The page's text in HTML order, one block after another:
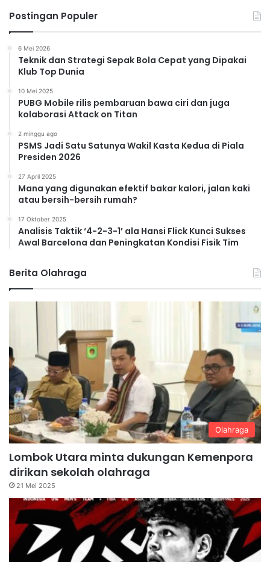
Postingan Populer
6 Mei 2026
Teknik dan Strategi Sepak Bola Cepat yang Dipakai
Klub Top Dunia
10 Mei 2025
PUBG Mobile rilis pembaruan bawa ciri dan juga
kolaborasi Attack on Titan
2 minggu ago
PSMS Jadi Satu Satunya Wakil Kasta Kedua di Piala
Presiden 2026
27 April 2025
Mana yang digunakan efektif bakar kalori, jalan kaki
atau bersih-bersih rumah?
17 Oktober 2025
Analisis Taktik ‘4-2-3-1’ ala Hansi Flick Kunci Sukses
Awal Barcelona dan Peningkatan Kondisi Fisik Tim
Berita Olahraga
Olahraga
Lombok Utara minta dukungan Kemenpora
dirikan sekolah olahraga
21 Mei 2025